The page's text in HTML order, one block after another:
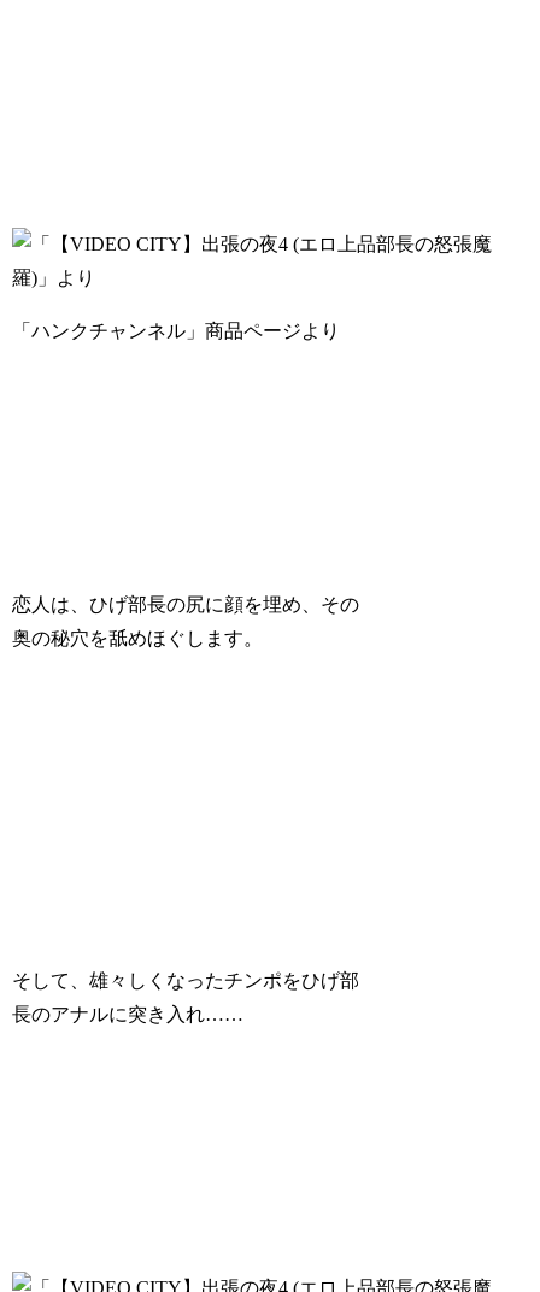
「ハンクチャンネル」商品ページより
恋人は、ひげ部長の尻に顔を埋め、その
奥の秘穴を舐めほぐします。
そして、雄々しくなったチンポをひげ部
長のアナルに突き入れ……